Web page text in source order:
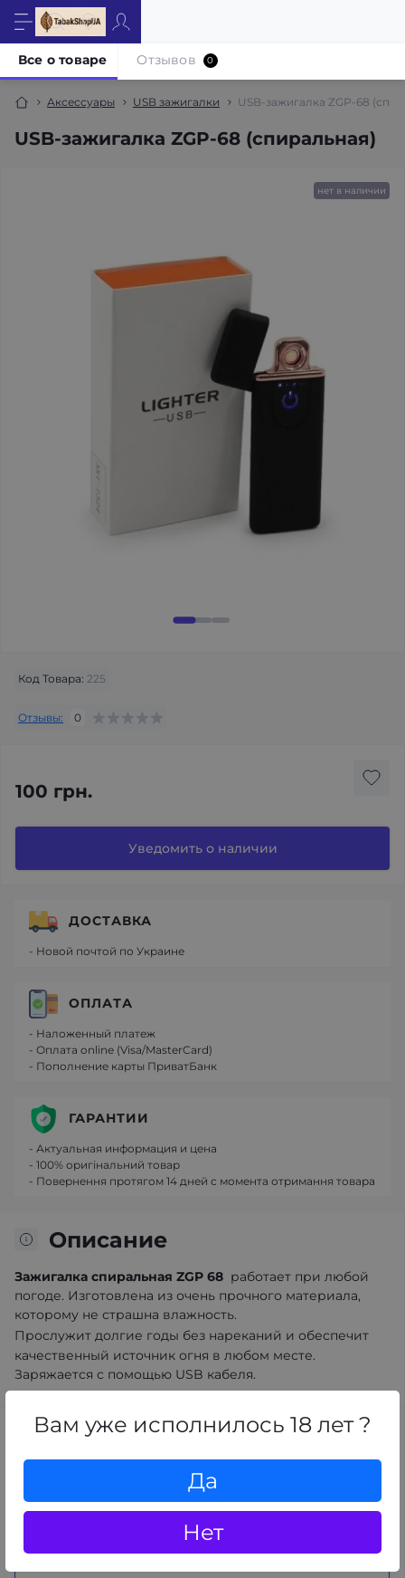
Вам уже исполнилось 18 лет ?
Да
Нет
Аксессуары USB зажигалки USB-зажигалка ZGP-68
USB-зажигалка ZGP-68 (спиральная)
Все о товаре Отзывов 0
нет в наличии
Код Товара: 225
Отзывы: 0
100 грн.
Уведомить о наличии
Описание
Зажигалка спиральная ZGP 68 работает при любой
погоде. Изготовлена из очень прочного материала,
которому не страшна влажность.
Прослужит долгие годы без нареканий и обеспечит
качественный источник огня в любом месте.
Заряжается с помощью USB кабеля.
Отзывы
средний рейтинг товара
ДОСТАВКА
- Новой почтой по Украине
ОПЛАТА
- Наложенный платеж
- Оплата online (Visa/MasterCard)
- Пополнение карты ПриватБанк
ГАРАНТИИ
- Актуальная информация и цена
- 100% оригінальний товар
- Повернення протягом 14 дней с момента отримання товара